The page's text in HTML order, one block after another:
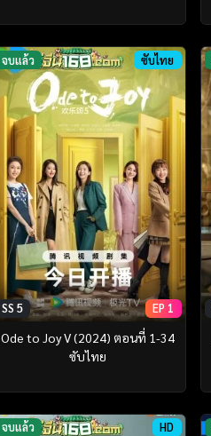
จบแล้ว ซับไทย
SS 5 EP 1
Ode to Joy V (2024) ตอนที่ 1-34
ซับไทย
จบแล้ว HD